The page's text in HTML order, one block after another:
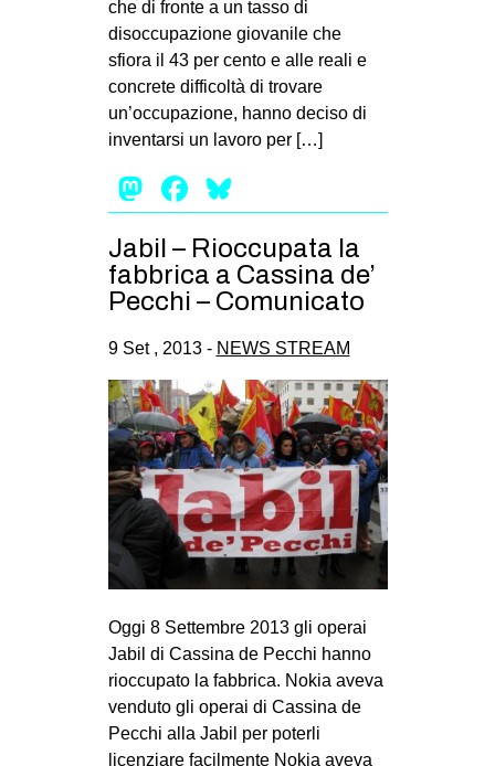
DIRITTO ALL’ABITARE
GENERI
PRECARIATO
REPRESSIONE
STUDENTI
CULTURE
ARTE
MUSICA
RECENSIONI
INTERNAZIONALE
AFRICA
AMERICHE
MEDIO ORIENTE
MONDO
EVENTI
che di fronte a un tasso di
disoccupazione giovanile che
sfiora il 43 per cento e alle reali e
concrete difficoltà di trovare
un’occupazione, hanno deciso di
inventarsi un lavoro per […]
Mastodon
Facebook
Jabil – Rioccupata la
fabbrica a Cassina de’
Pecchi – Comunicato
9 Set , 2013 - NEWS STREAM
Oggi 8 Settembre 2013 gli operai
Jabil di Cassina de Pecchi hanno
rioccupato la fabbrica. Nokia aveva
venduto gli operai di Cassina de
Pecchi alla Jabil per poterli
licenziare facilmente Nokia aveva